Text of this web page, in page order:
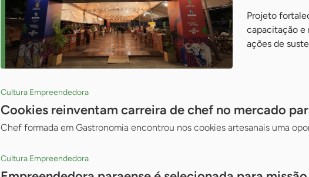
Projeto
capacitação e
ações de
Cultura Empreendedora
Cookies reinventam carreira de chef no mercado
Chef formada em Gastronomia encontrou nos cookies artesanais uma
Cultura Empreendedora